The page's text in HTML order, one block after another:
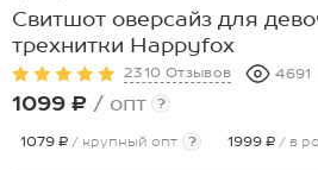
Свитшот оверсайз для
трехнитки Happyfox
2310 Отзывов 4691
1099 ₽ / опт ?
1079 ₽ / крупный опт ? 1999 ₽ / в